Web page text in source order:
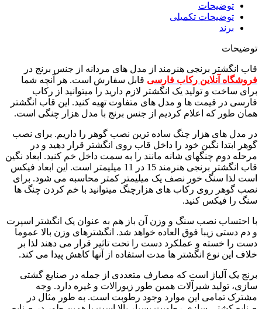
توضیحات
توضیحات تکمیلی
برند
توضیحات
قاب انگشتر برنجی هنرمند از مدل های مردانه از جنس برنج در
فروشگاه آنلاین رکاب فارسی قابل سفارش است. هر آنچه شما
برای ساخت و تولید یک انگشتر لازم دارید را میتوانید از رکاب
فارسی در قیمت ها و مدل های متفاوت تهیه کنید. این قاب انگشتر
همان طور که اعلام کردیم از جنس برنج با مدل هزار چنگی است.
در مدل های هزار چنگ ساده ترین نصب گوهر را داریم. برای نصب
گوهر ابتدا نگین خود را داخل قاب روی انگشتر قرار دهید و در
مرحله دوم چنگهای شانه مانند را به سمت داخل خم کنید. ابعاد نگین
قاب انگشتر برنجی هنرمند 15 در 11 میلیمتر است. این ابعاد فیکس
است لذا سنگ خور نصف یک میلیمتر کمتر محاسبه می شود. برای
نصب گوهر روی رکاب های هزارچنگ میتوانید با خم کردن چنگ ها
سنگ را فیکس کنید.
با احتساب نصب سنگ و وزن آن باز هم به عنوان یک انگشتر اسپرت
و دم دستی زیبا فوق العاده خواهد شد. انگشترهای وزن بالا عموما
دست را خسته و عملکرد دست را تحت تاثیر قرار می دهند لذا بر
خلاف این نوع انگشتر ها مدت استفاده از آنها کاهش پیدا می کند.
برنج یک آلیاژ است که مصارف متعددی از جمله در صنایع گشتی
سازی، تولید شیرآلات همین طور زیورالات و غیره دارد. وجه
مشترک تمامی این موارد وجود رطوبت است. به طور مثال در